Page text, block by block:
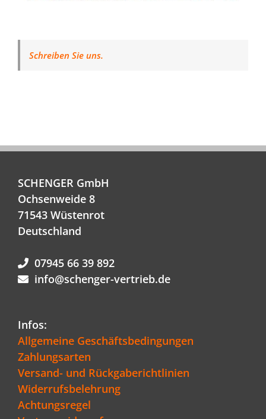
Schreiben Sie uns.
SCHENGER GmbH
Ochsenweide 8
71543 Wüstenrot
Deutschland
07945 66 39 892
info@schenger-vertrieb.de
Infos:
Allgemeine Geschäftsbedingungen
Zahlungsarten
Versand- und Rückgaberichtlinien
Widerrufsbelehrung
Achtungsregel